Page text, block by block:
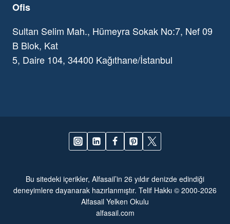
Ofis
Sultan Selim Mah., Hümeyra Sokak No:7, Nef 09
B Blok, Kat
5, Daire 104, 34400 Kağıthane/İstanbul
Bu sitedeki içerikler, Alfasail’in 26 yıldır denizde edindiği
deneyimlere dayanarak hazırlanmıştır. Telif Hakkı © 2000-2026
Alfasail Yelken Okulu
alfasail.com